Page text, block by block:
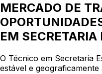
MERCADO DE
EM SECRETARIA
O Técnico em Secretaria
estável e geograficamente